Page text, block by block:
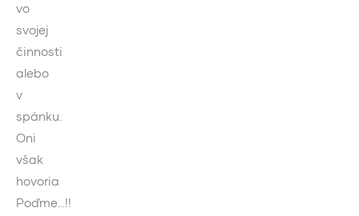
vo
svojej
činnosti
alebo
v
spánku.
Oni
však
hovoria
Poďme…!!